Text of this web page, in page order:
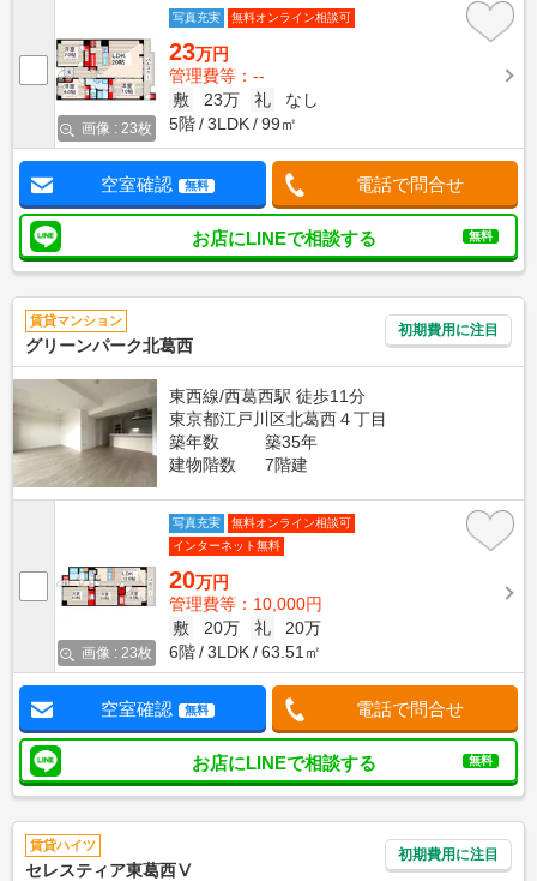
画像 : 23枚
写真充実 無料オンライン相談可
23万円
管理費等：--
敷
23万 礼
なし
5階
3LDK 99㎡
空室確認 無料 電話で問合せ
お店にLINEで相談する 無料
賃貸マンション
グリーンパーク北葛西
初期費用に注目
東西線/西葛西駅 徒歩11分
東京都江戸川区北葛西４丁目
築年数
築35年
建物階数
7階建
画像 : 23枚
写真充実
無料オンライン相談可
インターネット無料
20万円
管理費等：10,000円
敷
20万 礼
20万
6階
3LDK 63.51㎡
空室確認 無料 電話で問合せ
お店にLINEで相談する 無料
賃貸ハイツ
セレスティア東葛西Ⅴ
初期費用に注目